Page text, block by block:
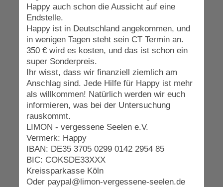
Happy auch schon die Aussicht auf eine
Endstelle.
Happy ist in Deutschland angekommen, und
in wenigen Tagen steht sein CT Termin an.
350 € wird es kosten, und das ist schon ein
super Sonderpreis.
Ihr wisst, dass wir finanziell ziemlich am
Anschlag sind. Jede Hilfe für Happy ist mehr
als willkommen! Natürlich werden wir euch
informieren, was bei der Untersuchung
rauskommt.
LIMON - vergessene Seelen e.V.
Vermerk: Happy
IBAN: DE35 3705 0299 0142 2954 85
BIC: COKSDE33XXX
Kreissparkasse Köln
Oder paypal@limon-vergessene-seelen.de